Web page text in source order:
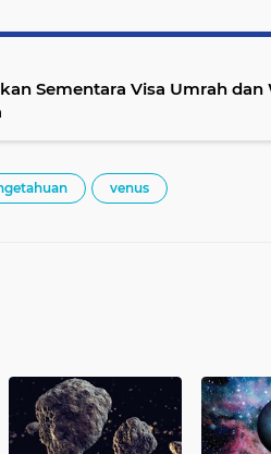
Sementara Visa Umrah dan
venus